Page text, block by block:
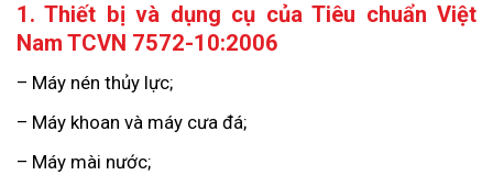
1. Thiết bị và dụng cụ của Tiêu chuẩn Việt
Nam TCVN 7572-10:2006
– Máy nén thủy lực;
– Máy khoan và máy cưa đá;
– Máy mài nước;